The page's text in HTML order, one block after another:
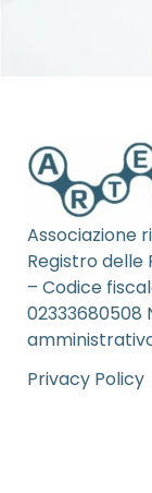
Associazione
Registro delle
– Codice
amministrativo
Privacy Policy